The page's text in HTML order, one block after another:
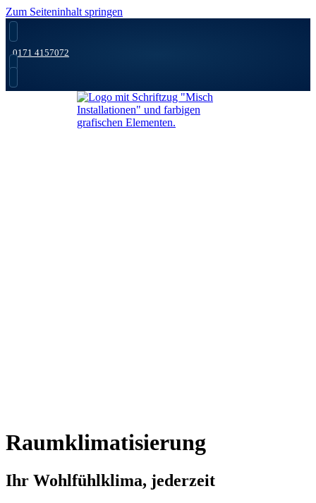
Zum Seiteninhalt springen
0171 4157072
Raumklimatisierung
Ihr Wohlfühlklima, jederzeit